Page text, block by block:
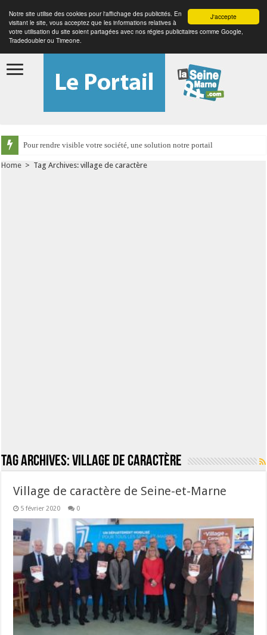
J'accepte
Notre site utilise des cookies pour l'affichage des publicités. En
visitant le site, vous acceptez que les informations relatives à
votre utilisation du site soient partagées avec nos régies publicitaires comme Google,
Tradedoubler ou Timeone.
Pour rendre visible votre société, une solution notre portail
Home > Tag Archives: village de caractère
Tag Archives:village de caractère
Village de caractère de Seine-et-Marne
5 février 2020 0